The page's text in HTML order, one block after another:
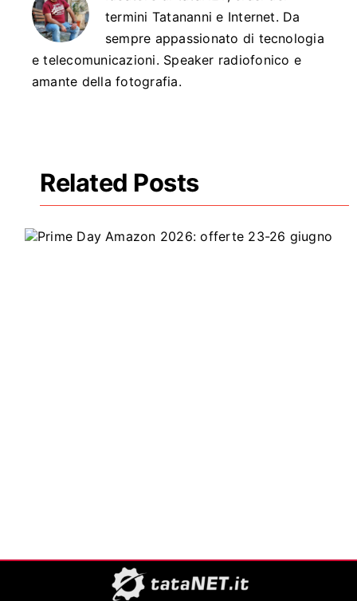
termini Tatananni e Internet. Da
sempre appassionato di tecnologia
e telecomunicazioni. Speaker radiofonico e
amante della fotografia.
Related Posts